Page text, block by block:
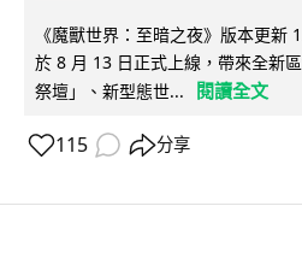
《魔獸世界：至暗之夜》版本更新
於 8 月 13 日正式上線，帶來全新
祭壇」、新型態世...
閱讀全文
115 分享